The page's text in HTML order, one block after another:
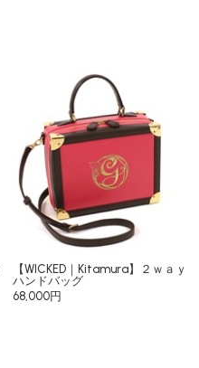
【WICKED｜Kitamura】２ｗａｙ
ハンドバッグ
68,000円